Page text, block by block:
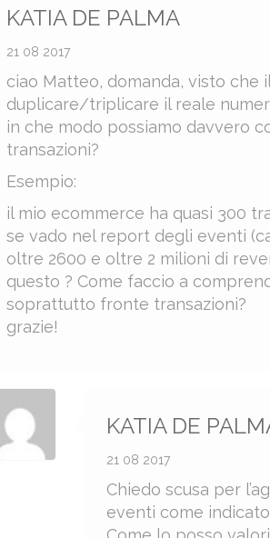
KATIA DE PALMA
21 08 2017
ciao Matteo, domanda, visto
duplicare/triplicare il reale
in che modo possiamo davvero
transazioni?
Esempio:
il mio ecommerce ha quasi 300
se vado nel report degli eventi
oltre 2600 e oltre 2 milioni di
questo ? Come faccio a
soprattutto fronte transazioni?
grazie!
KATIA DE
21 08 2017
Chiedo scusa per
eventi come